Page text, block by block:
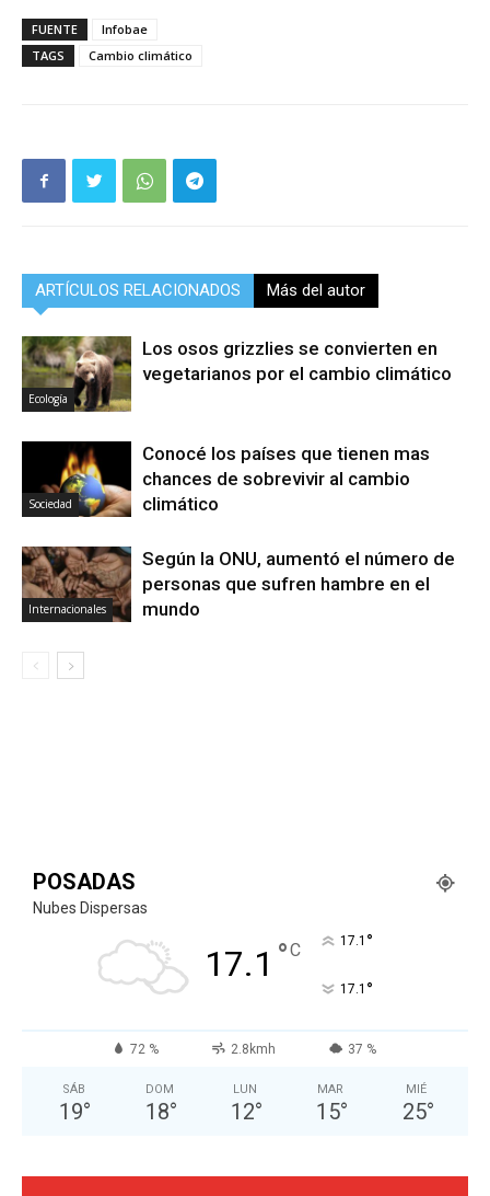
FUENTE
Infobae
TAGS
Cambio climático
ARTÍCULOS RELACIONADOS Más del autor
Ecología
Los osos grizzlies se convierten en
vegetarianos por el cambio climático
Sociedad
Conocé los países que tienen mas
chances de sobrevivir al cambio
climático
Internacionales
Según la ONU, aumentó el número de
personas que sufren hambre en el
mundo
POSADAS
Nubes Dispersas
17.1 °C 17.1 °
17.1 °
72 % 2.8kmh 37 %
SÁB
19°
DOM
18°
LUN
12°
MAR
15°
MIÉ
25°